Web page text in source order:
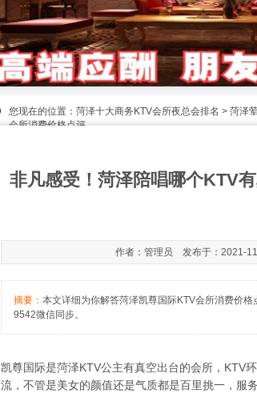
您现在的位置： 菏泽十大商务KTV会所夜总会排名 > 菏泽
会所消费价格点评
非凡感受！菏泽陪唱哪个KTV
作者：管理员 发布于：2021-
摘要： 本文详细为你解答菏泽凯尊国际KTV会所消费价
9542微信同步。
凯尊国际是菏泽KTV公主有真空出台的会所，KTV
流，不管是美女的颜值还是气质都是百里挑一，服